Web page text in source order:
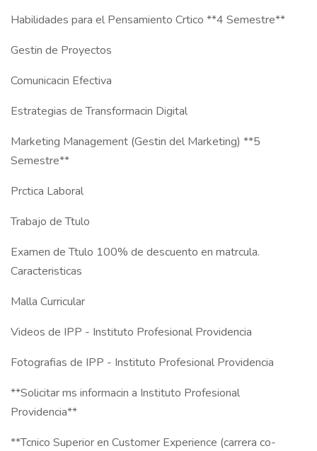
Habilidades para el Pensamiento Crtico **4 Semestre**
Gestin de Proyectos
Comunicacin Efectiva
Estrategias de Transformacin Digital
Marketing Management (Gestin del Marketing) **5
Semestre**
Prctica Laboral
Trabajo de Ttulo
Examen de Ttulo 100% de descuento en matrcula.
Caracteristicas
Malla Curricular
Videos de IPP - Instituto Profesional Providencia
Fotografias de IPP - Instituto Profesional Providencia
**Solicitar ms informacin a Instituto Profesional
Providencia**
**Tcnico Superior en Customer Experience (carrera co-